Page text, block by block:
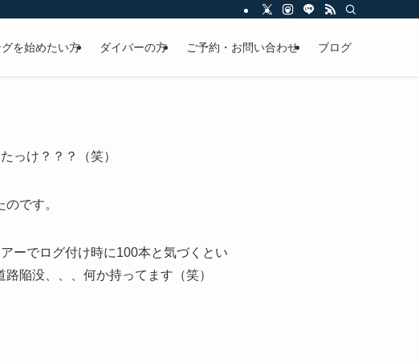
を始めたい方 ダイバーの方 ご予約・お問い合わせ ブログ
っけ？？？（笑）
です。
ーでログ付け時に100本と気づくとい
陥没、、、何か持ってます（笑）